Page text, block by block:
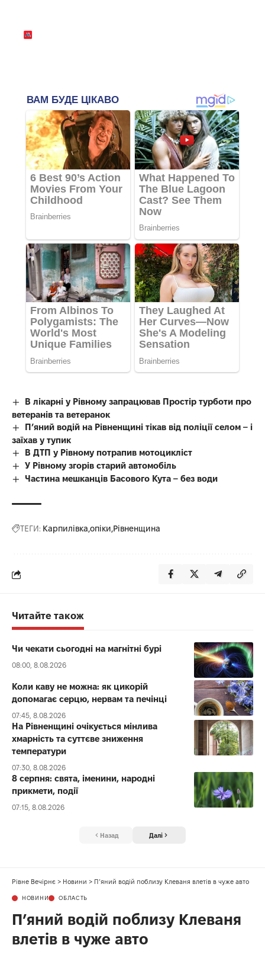
В лікарні у Рівному запрацював Простір турботи про
ветеранів та ветеранок
П’яний водій на Рівненщині тікав від поліції селом – і
заїхав у тупик
В ДТП у Рівному потрапив мотоцикліст
У Рівному згорів старий автомобіль
Частина мешканців Басового Кута – без води
ТЕГИ: Карпилівка опіки Рівненщина
Читайте також
Чи чекати сьогодні на магнітні бурі
08:00, 8.08.2026
Коли каву не можна: як цикорій
допомагає серцю, нервам та печінці
07:45, 8.08.2026
На Рівненщині очікується мінлива
хмарність та суттєве зниження
температури
07:30, 8.08.2026
8 серпня: свята, іменини, народні
прикмети, події
07:15, 8.08.2026
Назад Далі
Рівне Вечірнє > Новини > П’яний водій поблизу Клеваня влетів в чуже авто
НОВИНИ ОБЛАСТЬ
П’яний водій поблизу Клеваня
влетів в чуже авто